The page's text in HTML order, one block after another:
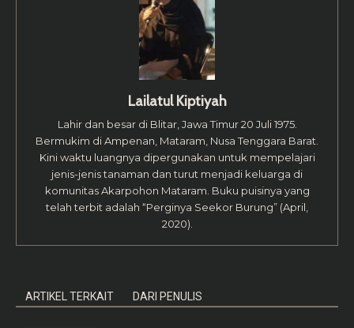
Lailatul Kiptiyah
Lahir dan besar di Blitar, Jawa Timur 20 Juli 1975.
Bermukim di Ampenan, Mataram, Nusa Tenggara Barat.
Kini waktu luangnya dipergunakan untuk mempelajari
jenis-jenis tanaman dan turut menjadi keluarga di
komunitas Akarpohon Mataram. Buku puisinya yang
telah terbit adalah “Perginya Seekor Burung” (April,
2020).
ARTIKEL TERKAIT DARI PENULIS